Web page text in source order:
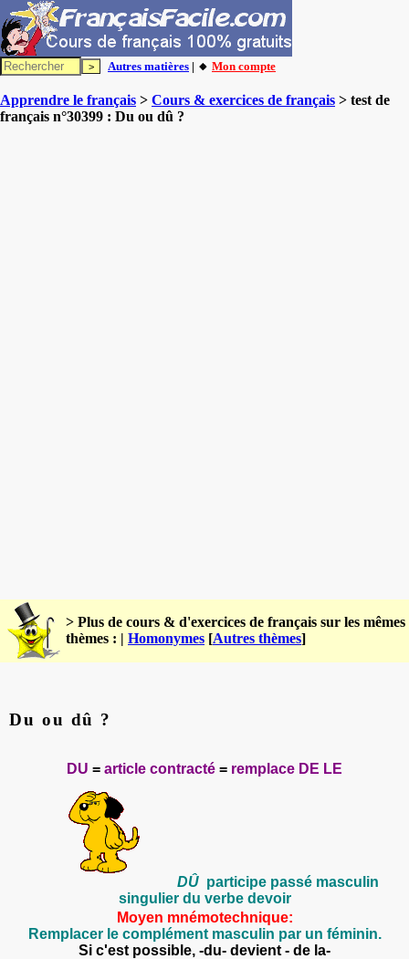
Autres matières | 🔸 Mon compte
Apprendre le français > Cours & exercices de français > test de
français n°30399 : Du ou dû ?
> Plus de cours & d'exercices de français sur les mêmes
thèmes : | Homonymes [Autres thèmes]
Du ou dû ?
DU = article contracté = remplace DE LE
DÛ participe passé masculin
singulier du verbe devoir
Moyen mnémotechnique:
Remplacer le complément masculin par un féminin.
Si c'est possible, -du- devient - de la-